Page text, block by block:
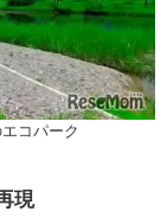
コパーク
現